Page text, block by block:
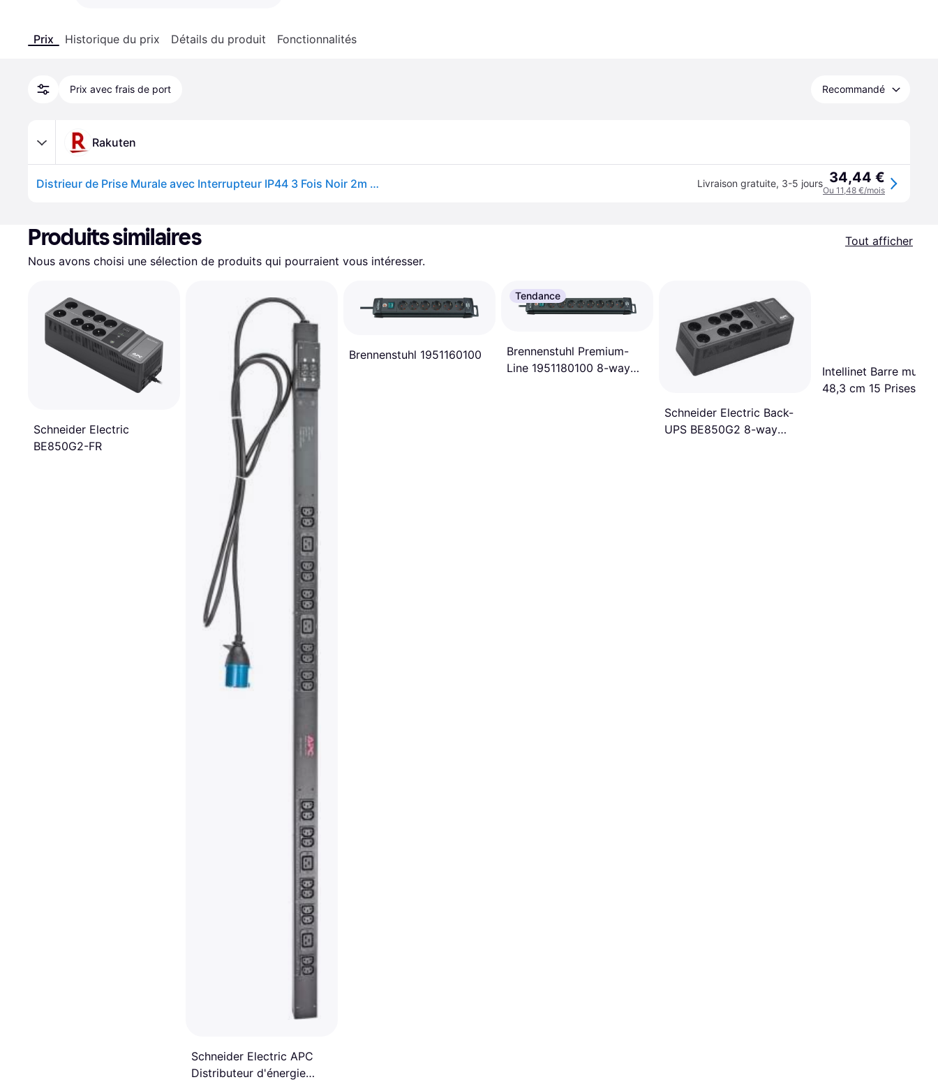
Prix Historique du prix Détails du produit Fonctionnalités
Prix avec frais de port Recommandé
Rakuten
Distrieur de Prise Murale avec Interrupteur IP44 3 Fois Noir 2m H07RN-F 3G1,5 Livraison gratuite, 3-5 jours 34,44 €
Ou 11,48 €/mois
Produits similaires
Tout afficher
Nous avons choisi une sélection de produits qui pourraient vous intéresser.
Schneider Electric
BE850G2-FR
Schneider Electric APC
Distributeur d'énergie
Brennenstuhl 1951160100
Tendance
Brennenstuhl Premium-
Line 1951180100 8-way
Schneider Electric Back-
UPS BE850G2 8-way
Intellinet Barre
48,3 cm 15 Prises